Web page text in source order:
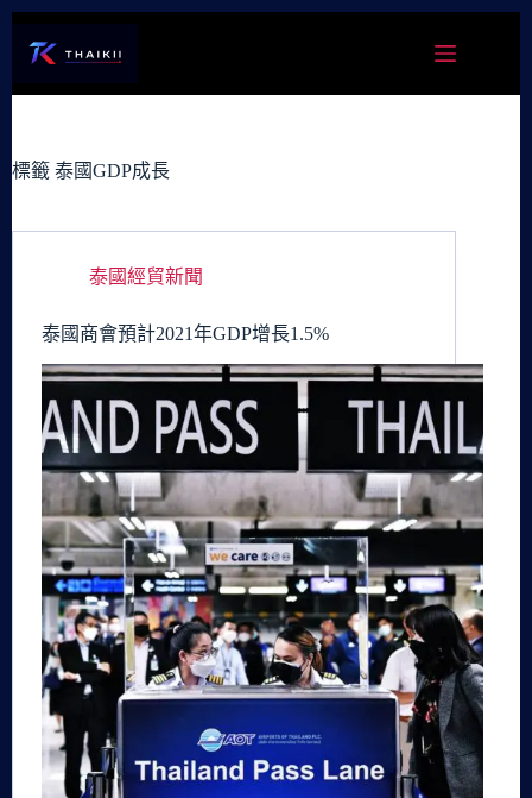
容
標籤 泰國GDP成長
泰國經貿新聞
泰國商會預計2021年GDP增​​長1.5%